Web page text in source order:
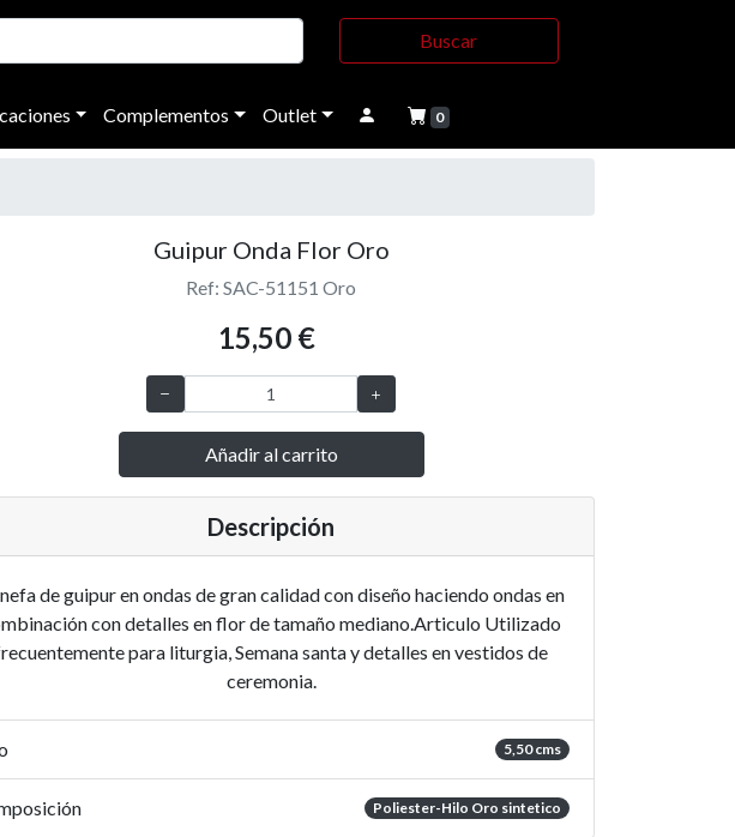
Buscar
Complementos Outlet 0
Guipur Onda Flor Oro
Ref: SAC-51151 Oro
15,50 €
Añadir al carrito
Descripción
de guipur en ondas de gran calidad con diseño haciendo ondas en
con detalles en flor de tamaño mediano.Articulo Utilizado
para liturgia, Semana santa y detalles en vestidos de
ceremonia.
5,50 cms
Poliester-Hilo Oro sintetico